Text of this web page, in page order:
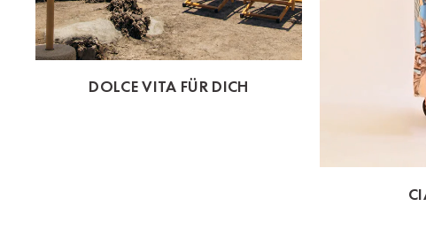
Potsdam
Rostock
DOLCE VITA FÜR DICH